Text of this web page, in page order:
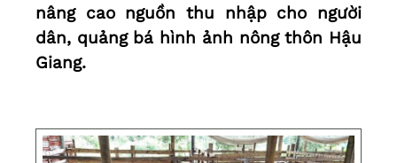
nâng cao nguồn thu nhập cho người
dân, quảng bá hình ảnh nông thôn Hậu
Giang.